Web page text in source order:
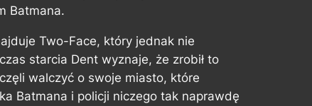
Batmana.
Two-Face, który jednak nie
starcia Dent wyznaje, że zrobił to
walczyć o swoje miasto, które
Batmana i policji niczego tak naprawdę